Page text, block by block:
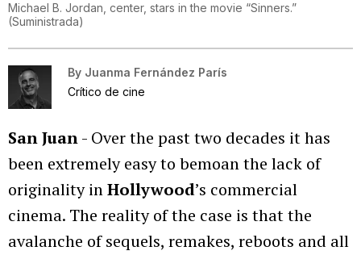
Michael B. Jordan, center, stars in the movie “Sinners.”
(Suministrada)
By Juanma Fernández París
Crítico de cine
San Juan- Over the past two decades it has
been extremely easy to bemoan the lack of
originality inHollywood’s commercial
cinema. The reality of the case is that the
avalanche of sequels, remakes, reboots and all